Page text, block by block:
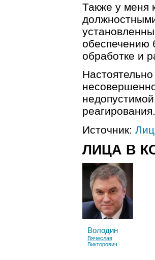
Также у меня
обеспечению
обработке и
реагирования.
Источник:
ЛИЦА В
Володин
Вячеслав
Викторович